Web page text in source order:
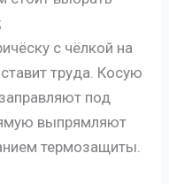
с чёлкой на
труда. Косую
под
выпрямляют
термозащиты.